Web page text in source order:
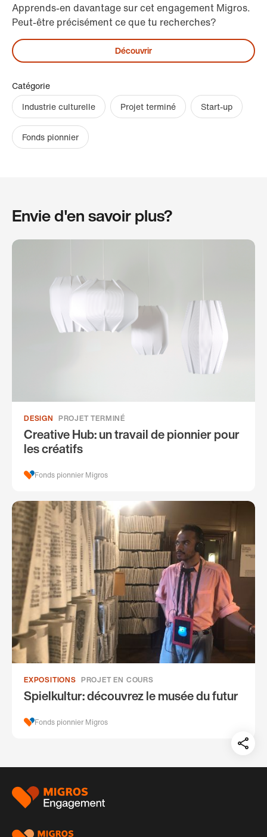
Apprends-en davantage sur cet engagement Migros.
Peut-être précisément ce que tu recherches?
Découvrir
Catégorie
Industrie culturelle
Projet terminé Start-up
Fonds pionnier
Envie d'en savoir plus?
DESIGN PROJET TERMINÉ
Creative Hub: un travail de pionnier pour
les créatifs
Fonds pionnier Migros
EXPOSITIONS PROJET EN COURS
Spielkultur: découvrez le musée du futur
Fonds pionnier Migros
auf:
Pied
page